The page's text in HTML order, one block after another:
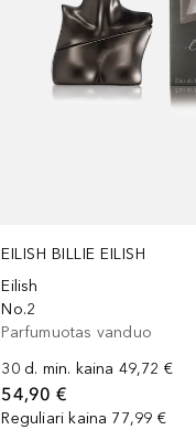
EILISH BILLIE EILISH
Eilish
No.2
Parfumuotas vanduo
30 d. min. kaina 49,72 €
54,90 €
Reguliari kaina 77,99 €